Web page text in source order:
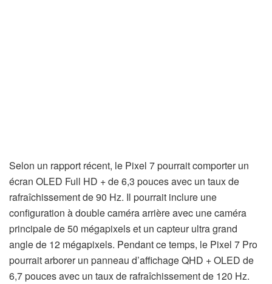
Selon un rapport récent, le Pixel 7 pourrait comporter un
écran OLED Full HD + de 6,3 pouces avec un taux de
rafraîchissement de 90 Hz. Il pourrait inclure une
configuration à double caméra arrière avec une caméra
principale de 50 mégapixels et un capteur ultra grand
angle de 12 mégapixels. Pendant ce temps, le Pixel 7 Pro
pourrait arborer un panneau d’affichage QHD + OLED de
6,7 pouces avec un taux de rafraîchissement de 120 Hz.